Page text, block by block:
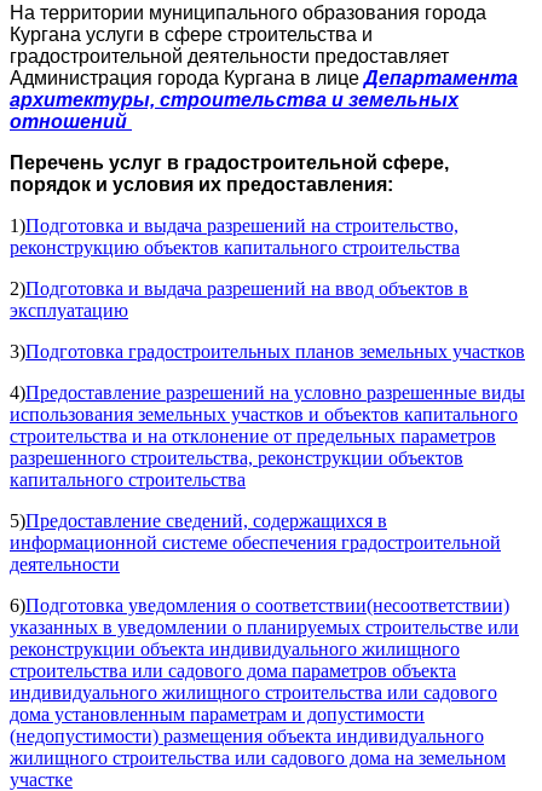
На территории муниципального образования города
Кургана услуги в сфере строительства и
градостроительной деятельности предоставляет
Администрация города Кургана в лицеДепартамента
архитектуры, строительства и земельных
отношений
Перечень услуг в градостроительной сфере,
порядок и условия их предоставления:
1)Подготовка и выдача разрешений на строительство,
реконструкцию объектов капитального строительства
2)Подготовка и выдача разрешений на ввод объектов в
эксплуатацию
3)Подготовка градостроительных планов земельных участков
4)Предоставление разрешений на условно разрешенные виды
использования земельных участков и объектов капитального
строительства и на отклонение от предельных параметров
разрешенного строительства, реконструкции объектов
капитального строительства
5)Предоставление сведений, содержащихся в
информационной системе обеспечения градостроительной
деятельности
6)Подготовка уведомления о соответствии(несоответствии)
указанных в уведомлении о планируемых строительстве или
реконструкции объекта индивидуального жилищного
строительства или садового дома параметров объекта
индивидуального жилищного строительства или садового
дома установленным параметрам и допустимости
(недопустимости) размещения объекта индивидуального
жилищного строительства или садового дома на земельном
участке